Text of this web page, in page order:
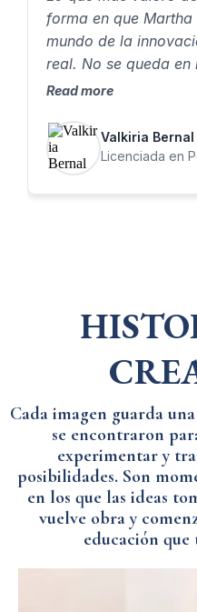
forma en que
mundo de la
real. No se queda
herramientas
propio. Eso me
conceptos…a crear
con intención.
Read more
Valkiria Bernal
Licenciada en
Cada imagen guarda
se encontraron
experimentar y
posibilidades. Son
en los que las ideas
vuelve obra y
educación